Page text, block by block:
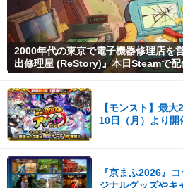
2000年代の東京で電子機器修理店を
出修理屋 (ReStory)』本日Steamで配
【モンスト】最
10日（月）より開
『京まふ2026』
ジナルグッズやキ